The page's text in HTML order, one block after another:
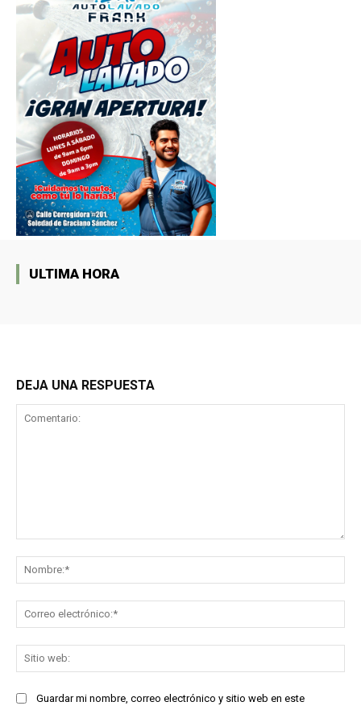
ULTIMA HORA
DEJA UNA RESPUESTA
Guardar mi nombre, correo electrónico y sitio web en este